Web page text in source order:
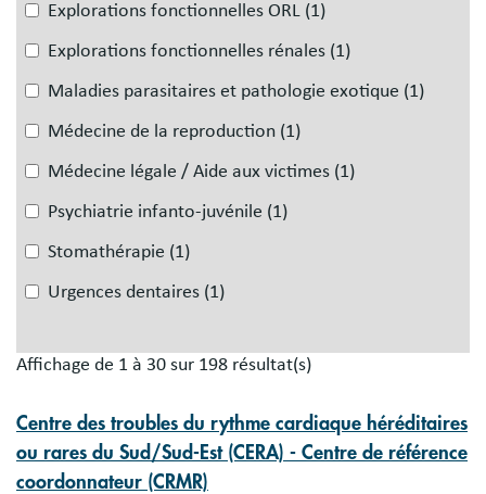
Explorations fonctionnelles ORL (1)
Explorations fonctionnelles rénales (1)
Maladies parasitaires et pathologie exotique (1)
Médecine de la reproduction (1)
Médecine légale / Aide aux victimes (1)
Psychiatrie infanto-juvénile (1)
Stomathérapie (1)
Urgences dentaires (1)
Affichage de 1 à 30 sur 198 résultat(s)
Centre des troubles du rythme cardiaque héréditaires
ou rares du Sud/Sud-Est (CERA) - Centre de référence
coordonnateur (CRMR)